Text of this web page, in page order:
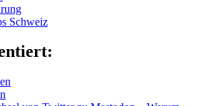
Schweiz